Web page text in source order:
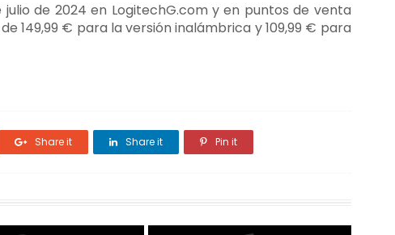
de 2024 en LogitechG.com y en puntos de venta
149,99 € para la versión inalámbrica y 109,99 € para
Share it Share it Pin it